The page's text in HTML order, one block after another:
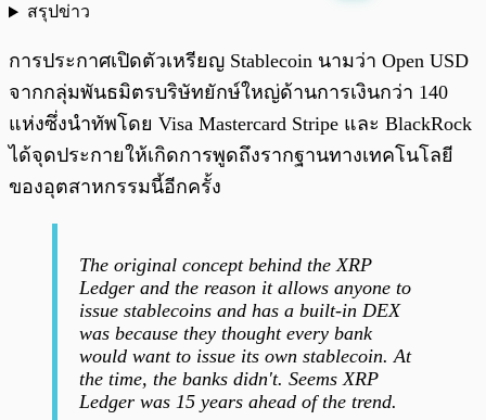
สรุปข่าว
การประกาศเปิดตัวเหรียญ Stablecoin นามว่า Open USD
จากกลุ่มพันธมิตรบริษัทยักษ์ใหญ่ด้านการเงินกว่า 140
แห่งซึ่งนำทัพโดย Visa Mastercard Stripe และ BlackRock
ได้จุดประกายให้เกิดการพูดถึงรากฐานทางเทคโนโลยี
ของอุตสาหกรรมนี้อีกครั้ง
The original concept behind the XRP
Ledger and the reason it allows anyone to
issue stablecoins and has a built-in DEX
was because they thought every bank
would want to issue its own stablecoin. At
the time, the banks didn't. Seems XRP
Ledger was 15 years ahead of the trend.